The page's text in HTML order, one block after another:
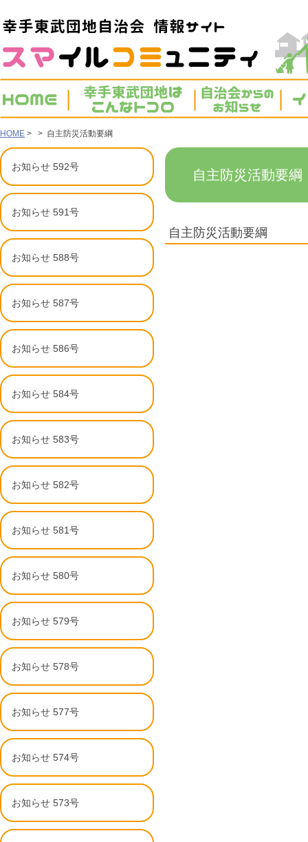
HOME > > 自主防災活動要綱
お知らせ 592号
お知らせ 591号
お知らせ 588号
お知らせ 587号
お知らせ 586号
お知らせ 584号
お知らせ 583号
お知らせ 582号
お知らせ 581号
お知らせ 580号
お知らせ 579号
お知らせ 578号
お知らせ 577号
お知らせ 574号
お知らせ 573号
自主防災活動要
自主防災活動要綱